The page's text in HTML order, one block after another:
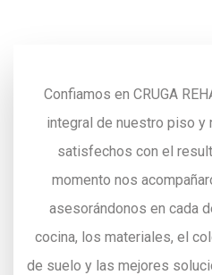
Confiamos en CRUGA
integral de nuestro piso y
satisfechos con el
momento nos
asesorándonos en cada
cocina, los materiales, el
de suelo y las mejores